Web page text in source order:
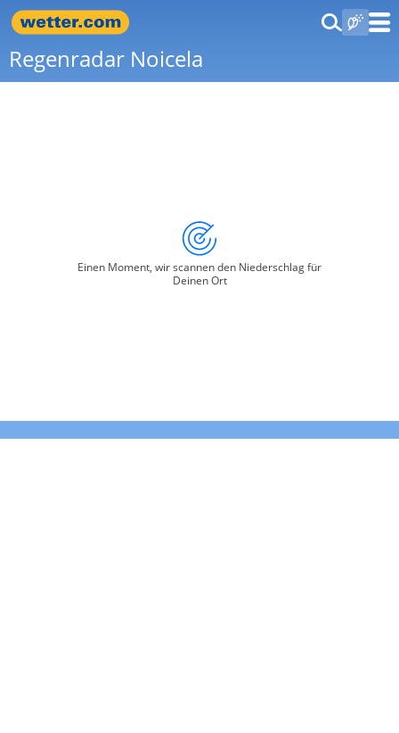
Regenradar Noicela
Einen Moment, wir scannen den Niederschlag für
Deinen Ort